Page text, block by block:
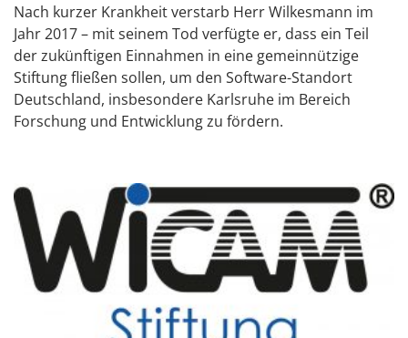
Nach kurzer Krankheit verstarb Herr Wilkesmann im
Jahr 2017 – mit seinem Tod verfügte er, dass ein Teil
der zukünftigen Einnahmen in eine gemeinnützige
Stiftung fließen sollen, um den Software-Standort
Deutschland, insbesondere Karlsruhe im Bereich
Forschung und Entwicklung zu fördern.